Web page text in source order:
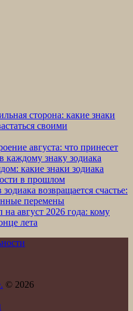
сторона: какие знаки
своими
августа: что принесет
каждому знаку зодиака
какие знаки зодиака
в прошлом
возвращается счастье:
перемены
август 2026 года: кому
лета
© 2026